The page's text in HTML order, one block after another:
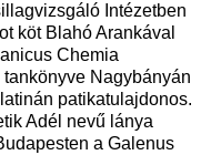
Intézetben
köt Blahó Arankával
Chemia
Nagybányán
patikatulajdonos.
Adél nevű lánya
a Galenus